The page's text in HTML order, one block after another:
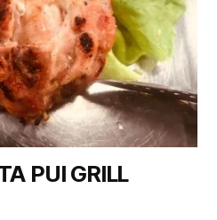
PUI GRILL